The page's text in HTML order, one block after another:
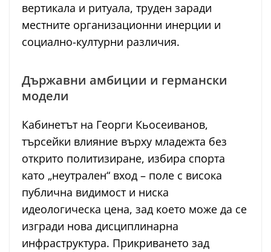
вертикала и ритуала, труден заради
местните организационни инерции и
социално-културни различия.
Държавни амбиции и германски
модели
Кабинетът на Георги Кьосеиванов,
търсейки влияние върху младежта без
открито политизиране, избира спорта
като „неутрален“ вход – поле с висока
публична видимост и ниска
идеологическа цена, зад което може да се
изгради нова дисциплинарна
инфраструктура. Прикриването зад